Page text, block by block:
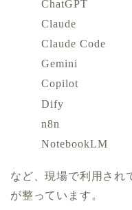
ChatGPT
Claude
Claude Code
Gemini
Copilot
Dify
n8n
NotebookLM
など、現場で利用され
が整っています。